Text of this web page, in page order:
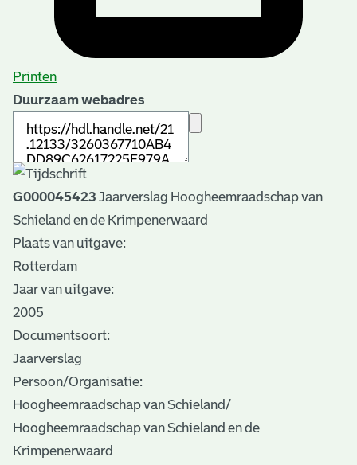
Printen
Duurzaam webadres
G000045423 Jaarverslag Hoogheemraadschap van
Schieland en de Krimpenerwaard
Plaats van uitgave:
Rotterdam
Jaar van uitgave:
2005
Documentsoort:
Jaarverslag
Persoon/Organisatie:
Hoogheemraadschap van Schieland/
Hoogheemraadschap van Schieland en de
Krimpenerwaard